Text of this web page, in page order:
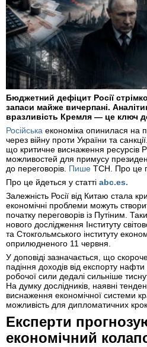
Бюджетний дефіцит Росії
запаси майже вичерпані.
вразливість Кремля — це ключ
Російська економіка опинилася на
через війну проти України та
що критичне виснаження ресурсів
можливостей для примусу
до переговорів. Пише ТСН. Про це
Про це йдеться у статті abc.es.
Залежність Росії від Китаю стала
економічні проблеми можуть
початку переговорів із Путіним.
нового дослідження Інституту
та Стокгольмського інституту
оприлюдненого 11 червня.
У доповіді зазначається, що
падіння доходів від експорту
робочої сили дедалі сильніше
На думку дослідників, наявні
виснаження економічної системи
можливість для дипломатичних
Експерти
економічний